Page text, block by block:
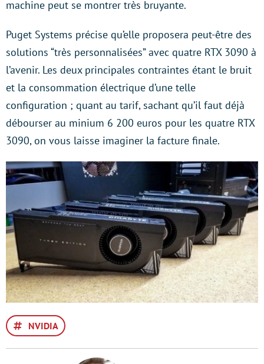
machine peut se montrer très bruyante.
Puget Systems précise qu’elle proposera peut-être des
solutions “très personnalisées” avec quatre RTX 3090 à
l’avenir. Les deux principales contraintes étant le bruit
et la consommation électrique d’une telle
configuration ; quant au tarif, sachant qu’il faut déjà
débourser au minium 6 200 euros pour les quatre RTX
3090, on vous laisse imaginer la facture finale.
NVIDIA